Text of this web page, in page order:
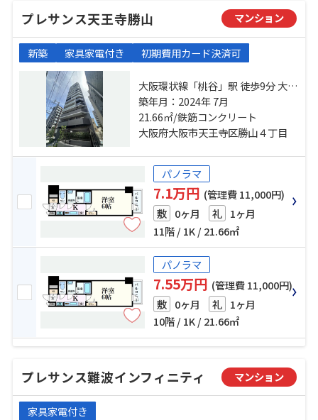
プレサンス天王寺勝山 マンション
新築 家具家電付き 初期費用カード決済可
大阪環状線「桃谷」駅 徒歩9分 大阪
環状線「寺田町」駅 徒歩11分 地下
鉄谷町線「四天王寺前夕陽ヶ丘」
駅 徒歩17分
築年月：2024年 7月
21.66㎡/鉄筋コンクリート
大阪府大阪市天王寺区勝山４丁目
パノラマ
7.1万円 (管理費 11,000円)
敷 0ヶ月 礼 1ヶ月
11階 / 1K / 21.66㎡
パノラマ
7.55万円 (管理費 11,000円)
敷 0ヶ月 礼 1ヶ月
10階 / 1K / 21.66㎡
プレサンス難波インフィニティ マンション
家具家電付き